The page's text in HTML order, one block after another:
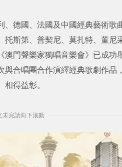
德國、法國及中國經典藝術歌
斯第、普契尼、莫扎特、董尼
門聲樂家獨唱音樂會》已成功
合唱團合作演繹經典歌劇作品
得益彰。
未完請向下滾動